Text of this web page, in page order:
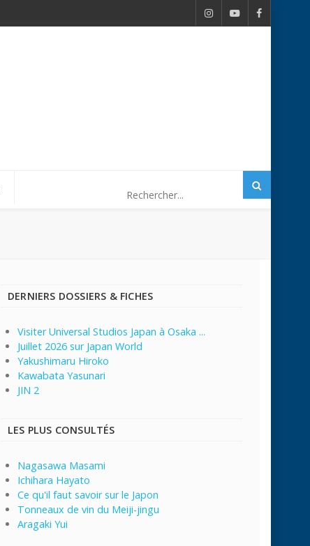
DERNIERS DOSSIERS & FICHES
Visiter Universal Studios Japan à Osaka ...
Juillet 2026 sur Japan World
Yakushimaru Hiroko
Kawabata Yasunari
JIN 2
LES PLUS CONSULTÉS
Nagasawa Masami
Ichihara Hayato
Ce qu'il faut savoir sur le Japon
Tonneaux de vin du Meiji-jingu
Aragaki Yui